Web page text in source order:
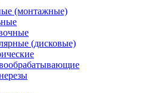
(монтажные)
(дисковые)